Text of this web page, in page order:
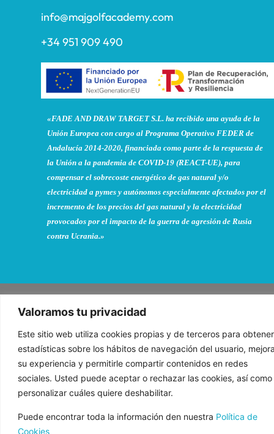
Valoramos tu privacidad
Este sitio web utiliza cookies propias y de terceros para obtener
estadísticas sobre los hábitos de navegación del usuario,
su experiencia y permitirle compartir contenidos en redes
sociales. Usted puede aceptar o rechazar las cookies, así como
personalizar cuáles quiere deshabilitar.
Puede encontrar toda la información den nuestra Política de
Cookies
info@majgolfacademy.com
+34 951 909 490
«FADE AND DRAW TARGET S.L. ha recibido una ayuda de la
Unión Europea con cargo al Programa Operativo FEDER de
Andalucía 2014-2020, financiada como parte de la respuesta de
la Unión a la pandemia de COVID-19 (REACT-UE), para
compensar el sobrecoste energético de gas natural y/o
electricidad a pymes y autónomos especialmente afectados por el
incremento de los precios del gas natural y la electricidad
provocados por el impacto de la guerra de agresión de Rusia
contra Ucrania.»
Aviso Legal
Política de Privacidad Política de cookies
Condiciones de contratación